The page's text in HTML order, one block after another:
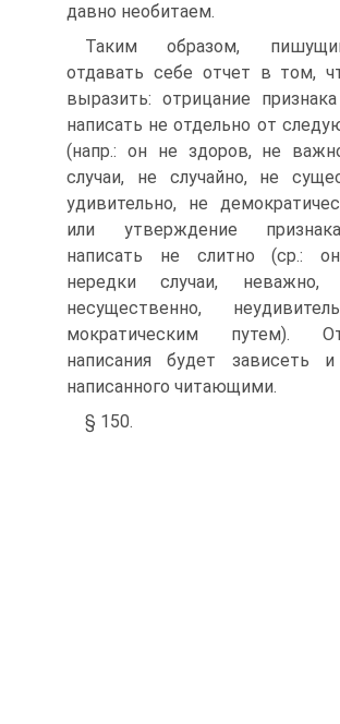
давно необитаем.
Таким образом,
отдавать себе отчет в том,
выразить: отрицание
написать не отдельно от
(напр.: он не здоров, не
случаи, не случайно, не
удивительно, не
или утверждение
написать не слитно (ср.:
нередки случаи, неважно,
несущественно,
мократическим путем).
написания будет зависеть
написанного читающими.
§ 150.